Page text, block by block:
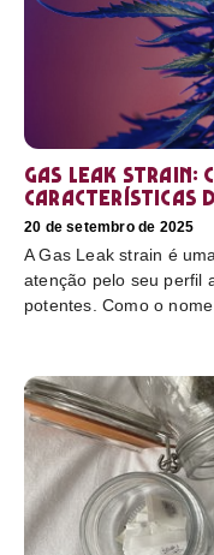
Gas Leak
características
20 de setembro de 2025
A Gas Leak strain é
atenção pelo seu perfil
potentes. Como o nome